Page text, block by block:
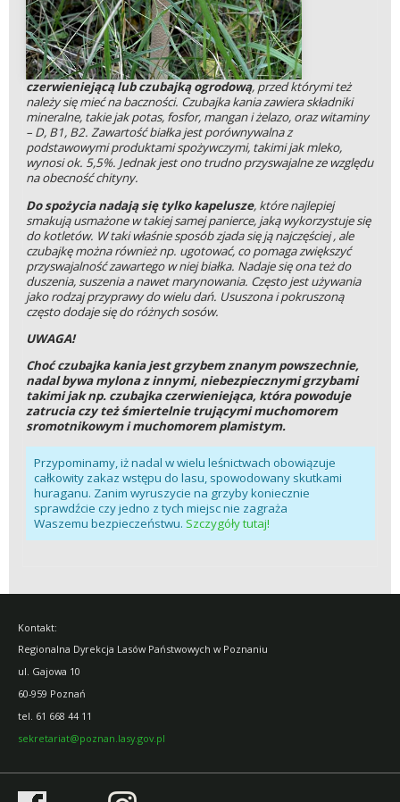
czerwieniejącą lub czubajką ogrodową, przed którymi też
należy się mieć na baczności. Czubajka kania zawiera składniki
mineralne, takie jak potas, fosfor, mangan i żelazo, oraz witaminy
– D, B1, B2. Zawartość białka jest porównywalna z
podstawowymi produktami spożywczymi, takimi jak mleko,
wynosi ok. 5,5%. Jednak jest ono trudno przyswajalne ze względu
na obecność chityny.
Do spożycia nadają się tylko kapelusze, które najlepiej
smakują usmażone w takiej samej panierce, jaką wykorzystuje się
do kotletów. W taki właśnie sposób zjada się ją najczęściej , ale
czubajkę można również np. ugotować, co pomaga zwiększyć
przyswajalność zawartego w niej białka. Nadaje się ona też do
duszenia, suszenia a nawet marynowania. Często jest używania
jako rodzaj przyprawy do wielu dań. Ususzona i pokruszoną
często dodaje się do różnych sosów.
UWAGA!
Choć czubajka kania jest grzybem znanym powszechnie,
nadal bywa mylona z innymi, niebezpiecznymi grzybami
takimi jak np. czubajka czerwieniejąca, która powoduje
zatrucia czy też śmiertelnie trującymi muchomorem
sromotnikowym i muchomorem plamistym.
Przypominamy, iż nadal w wielu leśnictwach obowiązuje
całkowity zakaz wstępu do lasu, spowodowany skutkami
huraganu. Zanim wyruszycie na grzyby koniecznie
sprawdźcie czy jedno z tych miejsc nie zagraża
Waszemu bezpieczeństwu. Szczygóły tutaj!
Kontakt:
Regionalna Dyrekcja Lasów Państwowych w Poznaniu
ul. Gajowa 10
60-959 Poznań
tel. 61 668 44 11
sekretariat@poznan.lasy.gov.pl